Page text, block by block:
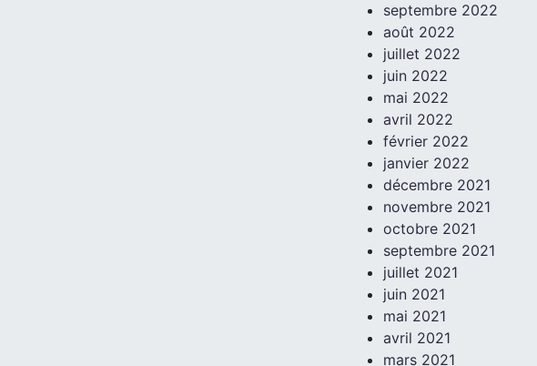
septembre 2022
août 2022
juillet 2022
juin 2022
mai 2022
avril 2022
février 2022
janvier 2022
décembre 2021
novembre 2021
octobre 2021
septembre 2021
juillet 2021
juin 2021
mai 2021
avril 2021
mars 2021